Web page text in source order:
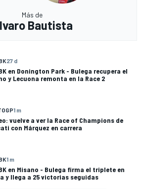
Más de
Bautista
27 d
en Donington Park - Bulega recupera el
y Lecuona remonta en la Race 2
1 m
vuelve a ver la Race of Champions de
con Márquez en carrera
1 m
en Misano - Bulega firma el triplete en
y llega a 25 victorias seguidas